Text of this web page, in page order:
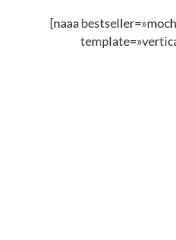
[naaa